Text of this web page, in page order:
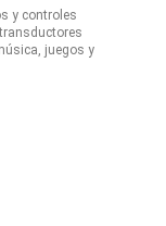
y controles
juegos y